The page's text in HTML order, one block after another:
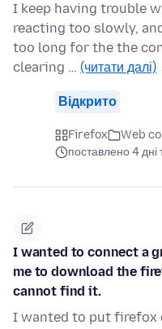
I keep having trouble
reacting too slowly,
too long for the the
clearing … (читати далі)
Відкрито
Firefox
Web
поставлено 4 дні
I wanted to connect a
me to download the
cannot find it.
I wanted to put firefox